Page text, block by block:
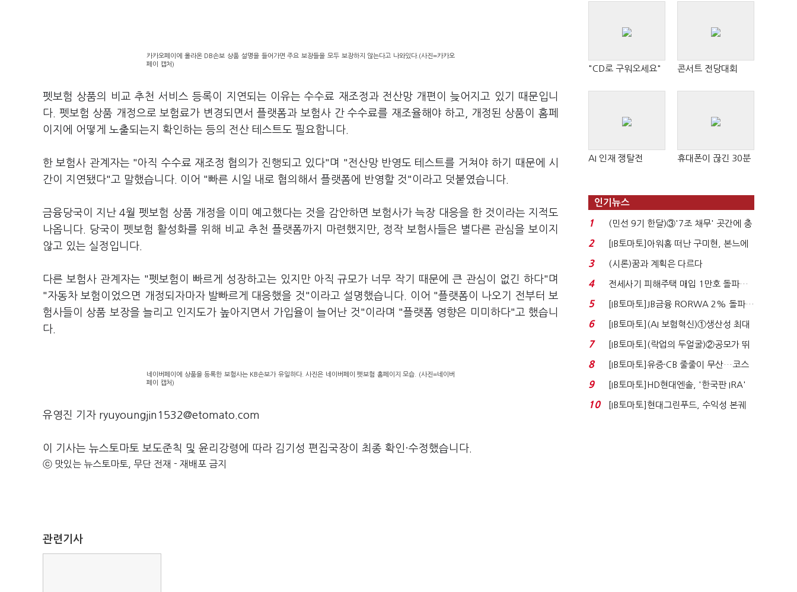
카카오페이에 올라온 DB손보 상품 설명을 들어가면 주요 보장들을 모두 보장하지 않는다고 나와있다.(사진=카카오
페이 캡처)
펫보험 상품의 비교 추천 서비스 등록이 지연되는 이유는 수수료 재조정과 전산망 개편이 늦어지고 있기 때문입니
다. 펫보험 상품 개정으로 보험료가 변경되면서 플랫폼과 보험사 간 수수료를 재조율해야 하고, 개정된 상품이 홈페
이지에 어떻게 노출되는지 확인하는 등의 전산 테스트도 필요합니다.
한 보험사 관계자는 "아직 수수료 재조정 협의가 진행되고 있다"며 "전산망 반영도 테스트를 거쳐야 하기 때문에 시
간이 지연됐다"고 말했습니다. 이어 "빠른 시일 내로 협의해서 플랫폼에 반영할 것"이라고 덧붙였습니다.
금융당국이 지난 4월 펫보험 상품 개정을 이미 예고했다는 것을 감안하면 보험사가 늑장 대응을 한 것이라는 지적도
나옵니다. 당국이 펫보험 활성화를 위해 비교 추천 플랫폼까지 마련했지만, 정작 보험사들은 별다른 관심을 보이지
않고 있는 실정입니다.
다른 보험사 관계자는 "펫보험이 빠르게 성장하고는 있지만 아직 규모가 너무 작기 때문에 큰 관심이 없긴 하다"며
"자동차 보험이었으면 개정되자마자 발빠르게 대응했을 것"이라고 설명했습니다. 이어 "플랫폼이 나오기 전부터 보
험사들이 상품 보장을 늘리고 인지도가 높아지면서 가입율이 늘어난 것"이라며 "플랫폼 영향은 미미하다"고 했습니
다.
네이버페이에 상품을 등록한 보험사는 KB손보가 유일하다. 사진은 네이버페이 펫보험 홈페이지 모습. (사진=네이버
페이 캡처)
유영진 기자 ryuyoungjin1532@etomato.com
이 기사는 뉴스토마토 보도준칙 및 윤리강령에 따라 김기성 편집국장이 최종 확인·수정했습니다.
ⓒ 맛있는 뉴스토마토, 무단 전재 - 재배포 금지
관련기사
"CD로 구워오세요" 콘서트 전당대회
AI 인재 쟁탈전 휴대폰이 끊긴 30분
인기뉴스
1
(민선 9기 한달)③'7조 채무' 곳간에 충
격…추미애, 20년...
2
[IB토마토]아워홈 떠난 구미현, 본느에
340억 베팅…가...
3 (시론)꿈과 계획은 다르다
4
전세사기 피해주택 매입 1만호 돌파…
누적 피해자 4만2...
5
[IB토마토]JB금융 RORWA 2% 돌파…
실적 견인은 은행 ...
6
[IB토마토](AI 보험혁신)①생산성 최대
80% 개선…현실...
7
[IB토마토](락업의 두얼굴)②공모가 뛰
자 첫날 매도…FI ...
8
[IB토마토]유증·CB 줄줄이 무산…코스
닥 벌점 급증에 ...
9
[IB토마토]HD현대엔솔, '한국판 IRA'
수혜 부상…세액공...
10
[IB토마토]현대그린푸드, 수익성 본궤